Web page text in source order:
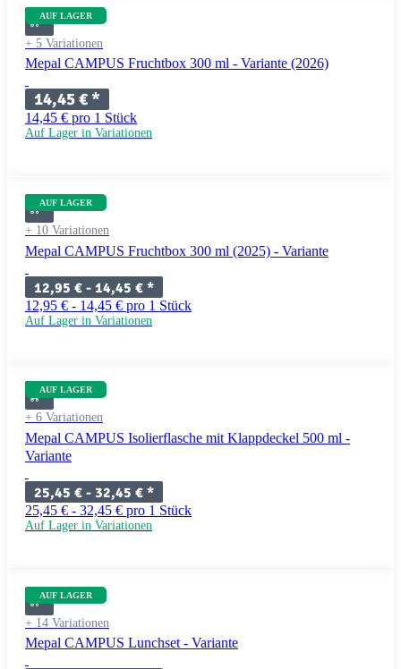
AUF LAGER
+ 5 Variationen
Mepal CAMPUS Fruchtbox 300 ml - Variante (2026)
14,45 €*
14,45 € pro 1 Stück
Auf Lager in Variationen
AUF LAGER
+ 10 Variationen
Mepal CAMPUS Fruchtbox 300 ml (2025) - Variante
12,95 € - 14,45 € *
12,95 € - 14,45 € pro 1 Stück
Auf Lager in Variationen
AUF LAGER
+ 6 Variationen
Mepal CAMPUS Isolierflasche mit Klappdeckel 500 ml -
Variante
25,45 € - 32,45 € *
25,45 € - 32,45 € pro 1 Stück
Auf Lager in Variationen
AUF LAGER
+ 14 Variationen
Mepal CAMPUS Lunchset - Variante